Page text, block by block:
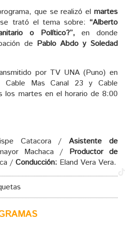
que se realizó el martes
se trató el tema sobre:“Alberto
o Político?”, en donde
de Pablo Abdo y Soledad
por TV UNA (Puno) en
Cable Mas Canal 23 y Cable
los martes en el horario de 8:00
Catacora /Asistente de
Machaca / Productor de
/ Conducción: Eland Vera Vera.